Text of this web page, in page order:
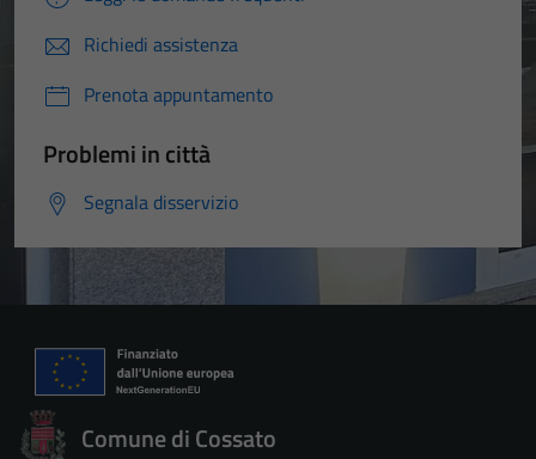
Richiedi assistenza
Prenota appuntamento
Problemi in città
Segnala disservizio
Comune di Cossato